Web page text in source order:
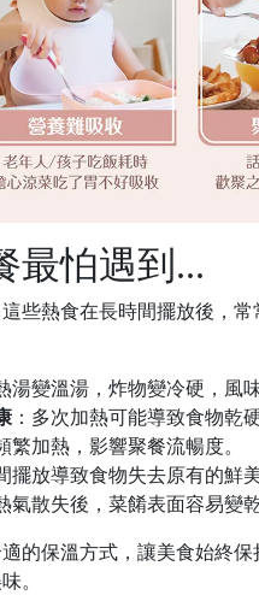
最怕遇到...
些熱食在長時間擺放後，
湯變溫湯，炸物變冷硬，風
：多次加熱可能導致食物乾
繁加熱，影響聚餐流暢度。
擺放導致食物失去原有的鮮
氣散失後，菜餚表面容易變
的保溫方式，讓美食始終
。